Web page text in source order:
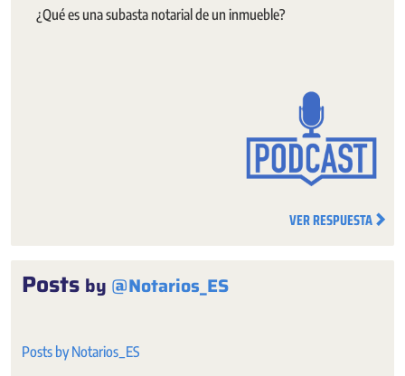
¿Qué es una subasta notarial de un inmueble?
VER RESPUESTA
Posts by @Notarios_ES
Posts by Notarios_ES